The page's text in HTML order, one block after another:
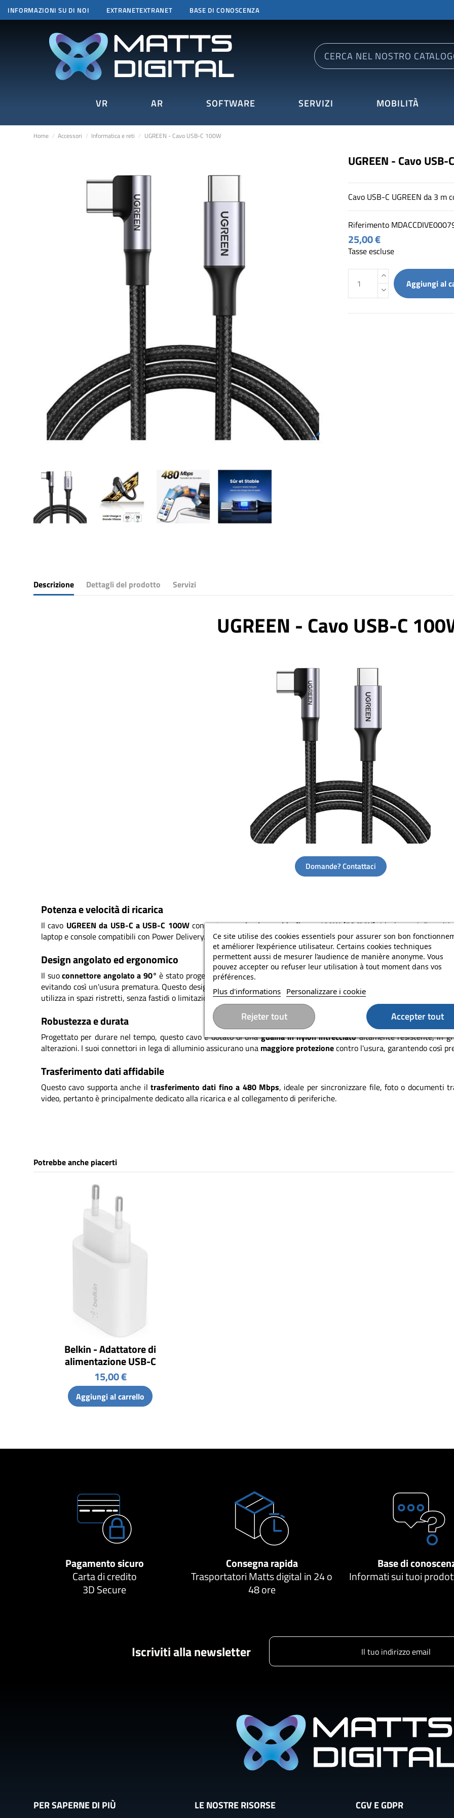
INFORMAZIONI SU DI NOI EXTRANETEXTRANET BASE DI CONOSCENZA
Ce site utilise des cookies essentiels pour assurer son bon
et améliorer l’expérience utilisateur. Certains cookies techniques
permettent aussi de mesurer l’audience de manière anonyme. Vous
pouvez accepter ou refuser leur utilisation à tout moment dans vos
préférences.
Plus d'informations Personalizzare i cookie
Rejeter tout Accepter tout
VR AR SOFTWARE SERVIZI MOBILITÀ
Home Accessori Informatica e reti UGREEN - Cavo USB-C 100W
UGREEN - Cavo USB-
Cavo USB-C UGREEN da 3
Riferimento
25,00 €
Tasse escluse
Aggiungi al
Descrizione Dettagli del prodotto Servizi
UGREEN - Cavo USB-C
Domande? Contattaci
Potenza e velocità di ricarica
Il cavo UGREEN da USB-C a USB-C 100Wconsente unaricarica rapida fino a 100W (5A/20V), ideale per i
laptop e console compatibili con Power Delivery. Grazie alla sua lunghezza di3 metri, offre un utilizzo flessibile, sia in
Design angolato ed ergonomico
Il suoconnettore angolato a 90° è stato progettato per migliorare il comfort di utilizzo e prolungare la durata del
evitando così un'usura prematura. Questo design intelligente offre anche una migliore ergonomia: è possibile
utilizza in spazi ristretti, senza fastidi o limitazioni.
Robustezza e durata
Progettato per durare nel tempo, questo cavo è dotato di unaguaina in nylon intrecciatoaltamente resistente, in
alterazioni. I suoi connettori in lega di alluminio assicurano una maggiore protezionecontro l'usura, garantendo così
Trasferimento dati affidabile
Questo cavo supporta anche il trasferimento dati fino a 480 Mbps, ideale per sincronizzare file, foto o documenti
video, pertanto è principalmente dedicato alla ricarica e al collegamento di periferiche.
Potrebbe anche piacerti
Belkin - Adattatore di
alimentazione USB-C
15,00 €
Aggiungi al carrello
Pagamento sicuro
Carta di credito
3D Secure
Consegna rapida
Trasportatori Matts digital in 24 o
48 ore
Base di
Informati sui tuoi
Iscriviti alla newsletter
PER SAPERNE DI PIÙ LE NOSTRE RISORSE CGV E GDPR